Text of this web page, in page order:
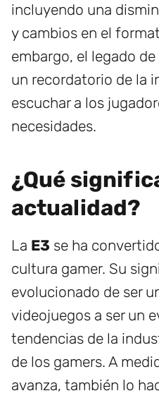
incluyendo una
y cambios en el
embargo, el legado
un recordatorio de la
escuchar a los
necesidades.
¿Qué
actualidad?
La E3 se ha
cultura gamer. Su
evolucionado de ser
videojuegos a ser un
tendencias de la
de los gamers. A
avanza, también lo